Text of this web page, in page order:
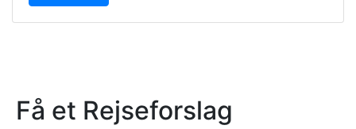
Få et Rejseforslag